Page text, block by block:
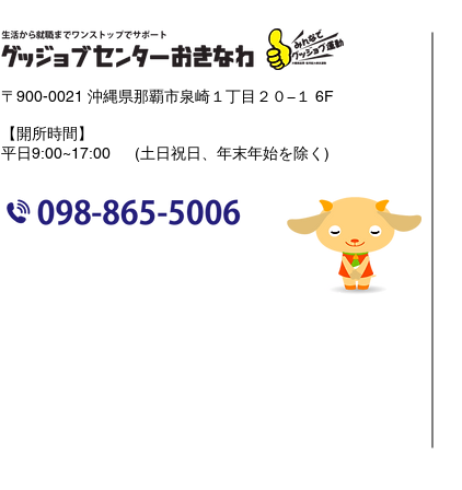
〒900-0021 沖縄県那覇市泉崎１丁目２０−１ 6F
【開所時間】
平日9:00~17:00 (土日祝日、年末年始を除く)